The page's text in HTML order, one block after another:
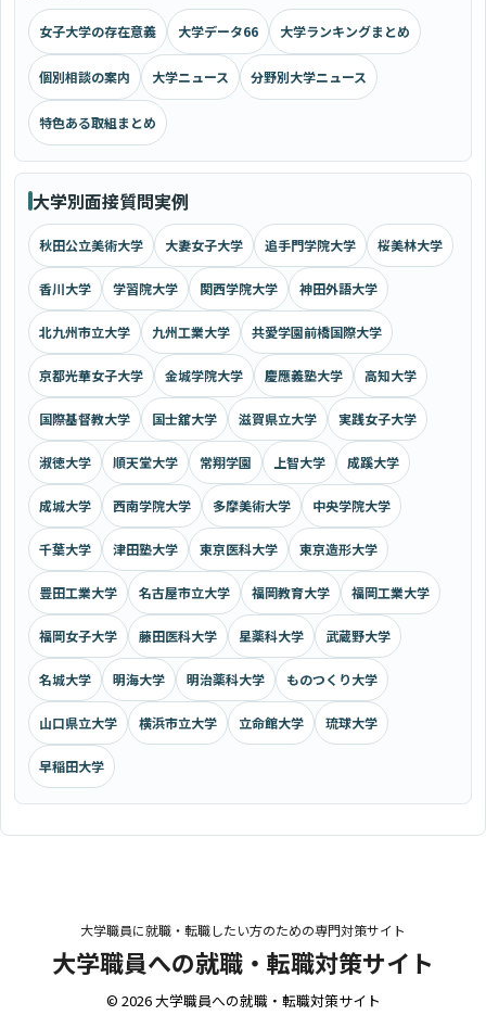
女子大学の存在意義 大学データ66 大学ランキングまとめ
個別相談の案内 大学ニュース 分野別大学ニュース
特色ある取組まとめ
大学別面接質問実例
秋田公立美術大学 大妻女子大学 追手門学院大学 桜美林大学
香川大学 学習院大学 関西学院大学 神田外語大学
北九州市立大学 九州工業大学 共愛学園前橋国際大学
京都光華女子大学 金城学院大学 慶應義塾大学 高知大学
国際基督教大学 国士舘大学 滋賀県立大学 実践女子大学
淑徳大学 順天堂大学 常翔学園 上智大学 成蹊大学
成城大学 西南学院大学 多摩美術大学 中央学院大学
千葉大学 津田塾大学 東京医科大学 東京造形大学
豊田工業大学 名古屋市立大学 福岡教育大学 福岡工業大学
福岡女子大学 藤田医科大学 星薬科大学 武蔵野大学
名城大学 明海大学 明治薬科大学 ものつくり大学
山口県立大学 横浜市立大学 立命館大学 琉球大学
早稲田大学
大学職員に就職・転職したい方のための専門対策サイト
大学職員への就職・転職対策サイト
© 2026 大学職員への就職・転職対策サイト